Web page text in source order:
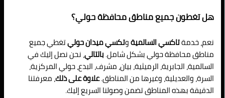
هل تغطون جميع مناطق محافظة حولي؟
نعم، خدمةتاكسي السالميةوتكسي ميدان حوليتغطي جميع
مناطق محافظة حولي بشكل شامل.بالتالي، نحن نصل إليك في
السالمية، الجابرية، الرميثية، بيان، مشرف، البدع، حولي المركزية،
السرة، والعديلية، وغيرها من المناطق.علاوة على ذلك، معرفتنا
الدقيقة بهذه المناطق تضمن وصولنا السريع إليك.